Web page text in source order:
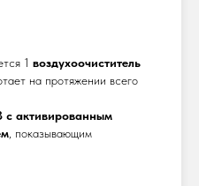
1 воздухоочиститель
на протяжении всего
с активированным
, показывающим